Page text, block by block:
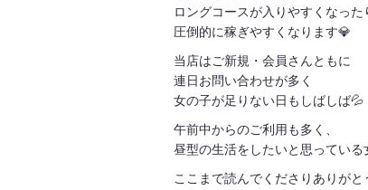
ロングコースが入りやすくなった
圧倒的に稼ぎやすくなります💎
当店はご新規・会員さんともに
連日お問い合わせが多く
女の子が足りない日もしばしば💦
午前中からのご利用も多く、
昼型の生活をしたいと思っている
ここまで読んでくださりありが